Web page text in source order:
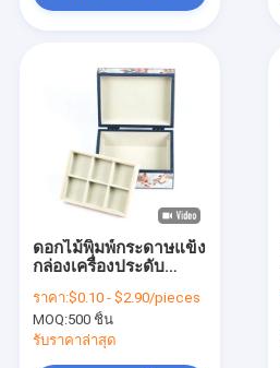
สินค้า
วิดีโอ
เกี่ยวกับเรา
ติดต่อเรา
ดอกไม้พิมพ์กระดาษแข็ง
กล่องเครื่องประดับ
กระดาษกระดาษ
กระดาษเครื่องประดับ
เครื่องสําอาง กระเป๋า
ราคา:$0.10 - $2.90/pieces
MOQ:500 ชิ้น
รับราคาล่าสุด